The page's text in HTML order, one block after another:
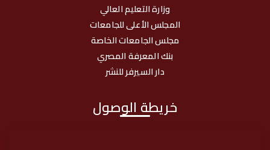
وزارة التعليم العالي
المجلس الأعلى للجامعات
مجلس الجامعات الخاصة
بنك المعرفة المصري
دار السيرفر للنشر
خريطة الوصول